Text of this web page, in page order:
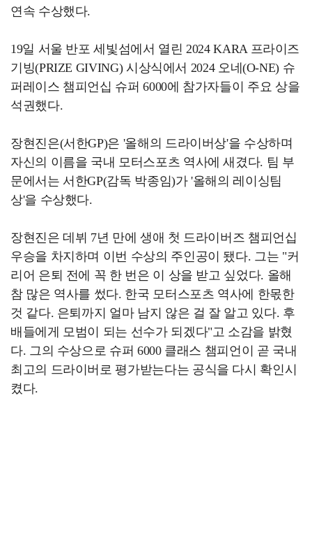
연속 수상했다.
19일 서울 반포 세빛섬에서 열린 2024 KARA 프라이즈
기빙(PRIZE GIVING) 시상식에서 2024 오네(O-NE) 슈
퍼레이스 챔피언십 슈퍼 6000에 참가자들이 주요 상을
석권했다.
장현진은(서한GP)은 '올해의 드라이버상'을 수상하며
자신의 이름을 국내 모터스포츠 역사에 새겼다. 팀 부
문에서는 서한GP(감독 박종임)가 '올해의 레이싱팀
상'을 수상했다.
장현진은 데뷔 7년 만에 생애 첫 드라이버즈 챔피언십
우승을 차지하며 이번 수상의 주인공이 됐다. 그는 "커
리어 은퇴 전에 꼭 한 번은 이 상을 받고 싶었다. 올해
참 많은 역사를 썼다. 한국 모터스포츠 역사에 한몫한
것 같다. 은퇴까지 얼마 남지 않은 걸 잘 알고 있다. 후
배들에게 모범이 되는 선수가 되겠다"고 소감을 밝혔
다. 그의 수상으로 슈퍼 6000 클래스 챔피언이 곧 국내
최고의 드라이버로 평가받는다는 공식을 다시 확인시
켰다.